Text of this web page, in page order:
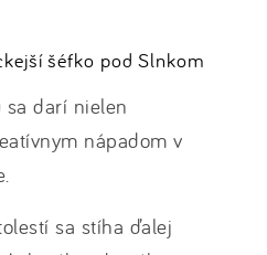
šéfko pod Slnkom
sa darí nielen
nápadom v
sa stíha ďalej